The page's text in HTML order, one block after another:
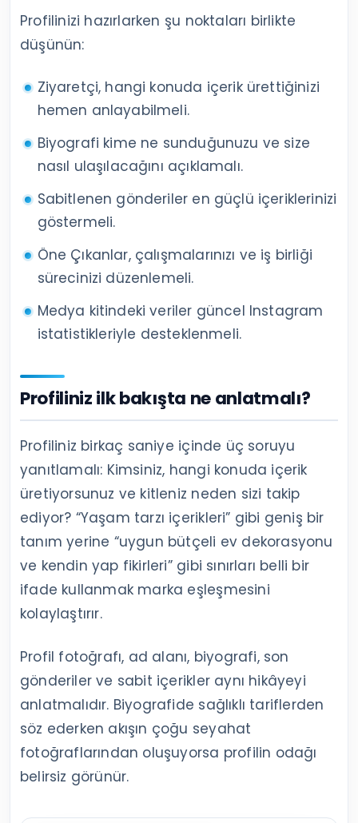
Profilinizi hazırlarken şu noktaları birlikte
düşünün:
Ziyaretçi, hangi konuda içerik ürettiğinizi
hemen anlayabilmeli.
Biyografi kime ne sunduğunuzu ve size
nasıl ulaşılacağını açıklamalı.
Sabitlenen gönderiler en güçlü içeriklerinizi
göstermeli.
Öne Çıkanlar, çalışmalarınızı ve iş birliği
sürecinizi düzenlemeli.
Medya kitindeki veriler güncel Instagram
istatistikleriyle desteklenmeli.
Profiliniz ilk bakışta ne anlatmalı?
Profiliniz birkaç saniye içinde üç soruyu
yanıtlamalı: Kimsiniz, hangi konuda içerik
üretiyorsunuz ve kitleniz neden sizi takip
ediyor? “Yaşam tarzı içerikleri” gibi geniş bir
tanım yerine “uygun bütçeli ev dekorasyonu
ve kendin yap fikirleri” gibi sınırları belli bir
ifade kullanmak marka eşleşmesini
kolaylaştırır.
Profil fotoğrafı, ad alanı, biyografi, son
gönderiler ve sabit içerikler aynı hikâyeyi
anlatmalıdır. Biyografide sağlıklı tariflerden
söz ederken akışın çoğu seyahat
fotoğraflarından oluşuyorsa profilin odağı
belirsiz görünür.